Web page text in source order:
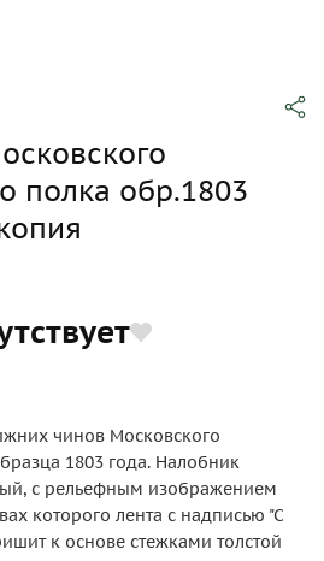
полка обр.1803
чинов Московского
1803 года. Налобник
с рельефным изображением
которого лента с надписью "С
к основе стежками толстой